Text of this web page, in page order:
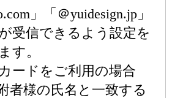
」「＠yuidesign.jp」
受信できるよう設定を
す。
ードをご利用の場合
者様の氏名と一致する